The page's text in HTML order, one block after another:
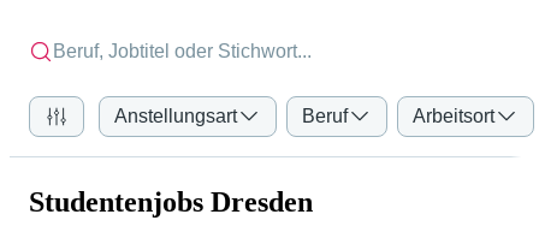
Anstellungsart Beruf Arbeitsort
Studentenjobs Dresden